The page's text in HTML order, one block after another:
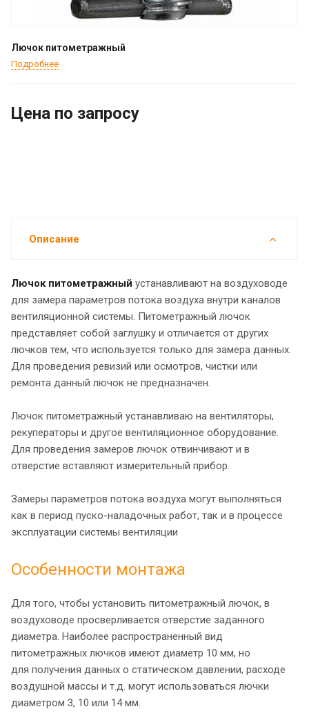
Лючок питометражный
Подробнее
Цена по запросу
Описание
Лючок питометражный устанавливают на воздуховоде
для замера параметров потока воздуха внутри каналов
вентиляционной системы. Питометражный лючок
представляет собой заглушку и отличается от других
лючков тем, что используется только для замера данных.
Для проведения ревизий или осмотров, чистки или
ремонта данный лючок не предназначен.
Лючок питометражный устанавливаю на вентиляторы,
рекуператоры и другое вентиляционное оборудование.
Для проведения замеров лючок отвинчивают и в
отверстие вставляют измерительный прибор.
Замеры параметров потока воздуха могут выполняться
как в период пуско-наладочных работ, так и в процессе
эксплуатации системы вентиляции
Особенности монтажа
Для того, чтобы установить питометражный лючок, в
воздуховоде просверливается отверстие заданного
диаметра. Наиболее распространенный вид
питометражных лючков имеют диаметр 10 мм, но
для получения данных о статическом давлении, расходе
воздушной массы и т.д. могут использоваться лючки
диаметром 3, 10 или 14 мм.